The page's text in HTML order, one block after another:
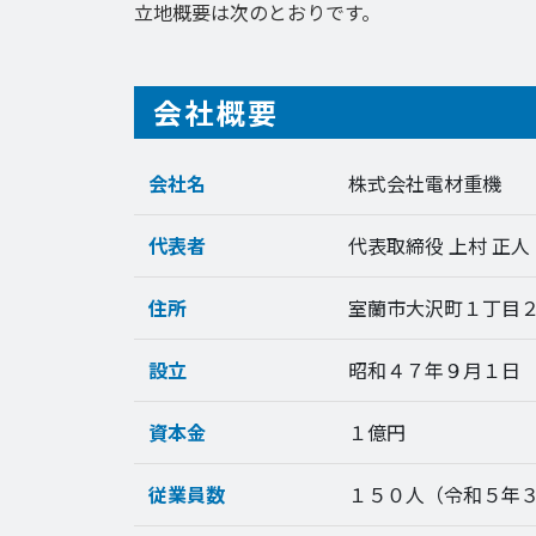
立地概要は次のとおりです。
会社概要
会社名 株式会社電材重機
代表者 代表取締役 上村 正人
住所 室蘭市大沢町１丁目
設立 昭和４７年９月１日
資本金 １億円
従業員数 １５０人（令和５年